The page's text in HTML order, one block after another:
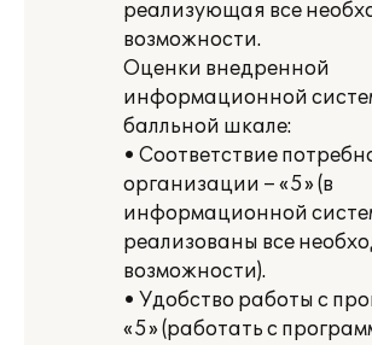
реализующая все
возможности.
Оценки внедренной
информационной
балльной шкале:
• Соответствие
организации – «5» (в
информационной
реализованы все
возможности).
• Удобство работы с
«5» (работать с